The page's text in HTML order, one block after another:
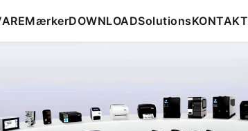
MærkerDOWNLOADSolutionsKONTAKT